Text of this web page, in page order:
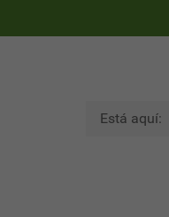
Está aquí: